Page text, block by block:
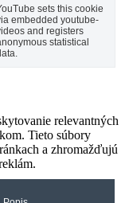
sets this cookie
embedded youtube-
and registers
statistical
relevantných
Tieto súbory
a zhromažďujú